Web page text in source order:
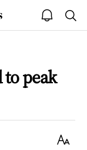
open
notice
peak
Text